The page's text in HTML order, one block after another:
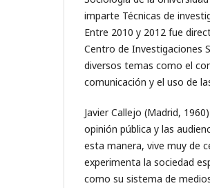
imparte Técnicas de
Entre 2010 y 2012 fue
Centro de Investigaciones
diversos temas como el
comunicación y el uso de
Javier Callejo (Madrid,
opinión pública y las
esta manera, vive muy de
experimenta la sociedad
como su sistema de